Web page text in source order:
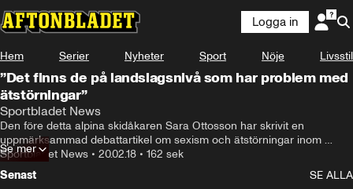
Logga in
Hem Serier Nyheter Sport Nöje Livsstil
”Det finns de på landslagsnivå som har problem med
ätstörningar”
Sportbladet News
Den före detta alpina skidåkaren Sara Ottosson har skrivit en
uppmärksammad debattartikel om sexism och ätstörningar inom
idrotten.
Sportbladet News • 20.02.18 • 162 sek
Se mer
Senast
SE ALLA